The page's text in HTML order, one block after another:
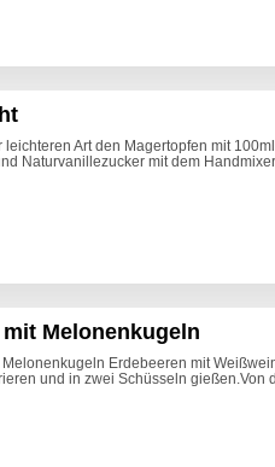
Art den Magertopfen mit 100ml
Naturvanillezucker mit dem
Melonenkugeln
Erdebeeren mit
und in zwei Schüsseln gießen.Von